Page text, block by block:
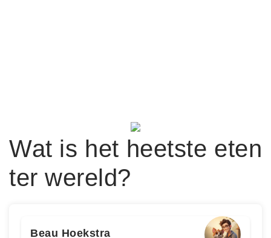
Wat is het heetste eten
ter wereld?
Beau Hoekstra